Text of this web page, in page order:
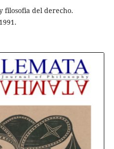
filosofia del derecho.